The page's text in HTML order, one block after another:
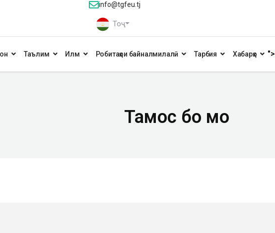
info@tgfeu.tj
Тоҷ
Таълим Илм Робитаҳои байналмилалӣ Тарбия Хабарҳо ">
Тамос бо мо